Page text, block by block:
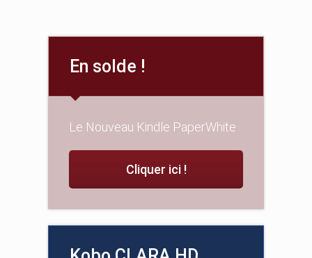
En solde !
Le Nouveau Kindle PaperWhite
Cliquer ici !